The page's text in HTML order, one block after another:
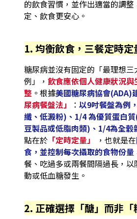
的飲食習慣，並作出適當的調
定、飲食更安心。
1. 均衡飲食，三餐定時定
糖尿病並沒有固定的「最理想三
例」， 飲食應依個人健康狀況與
整。根據美國糖尿病協會(ADA)
尿病餐盤法」
： 以9吋餐盤為例
纖、低澱粉)、1/4 為優質蛋白質
豆製品或低脂肉類)、1/4為全穀
點在於「定時定量」 ，也就是在
食，並控制每次攝取的食物份量
餐、吃過多或兩餐間隔過長，
動或低血糖發生。
2. 正確選擇「醣」而非「